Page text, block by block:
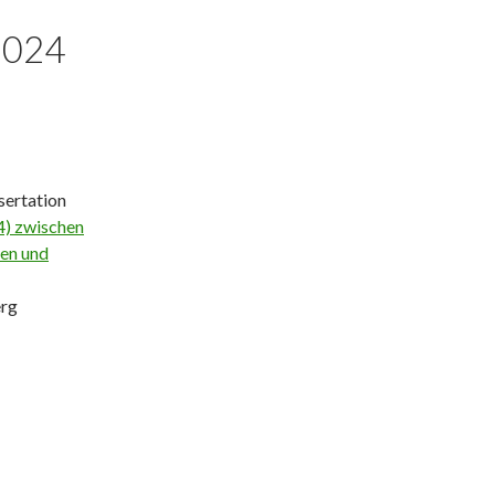
zwischen
und